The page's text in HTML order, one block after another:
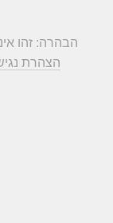
הבהרה: זהו
הצהרת